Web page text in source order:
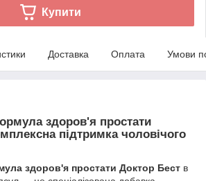
Купити
Доставка Оплата Умови
здоров'я простати
підтримка чоловічого
здоров'я простати Доктор Бест в